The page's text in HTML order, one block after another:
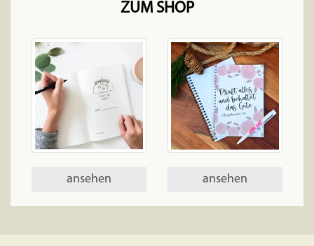
ZUM SHOP
ansehen ansehen